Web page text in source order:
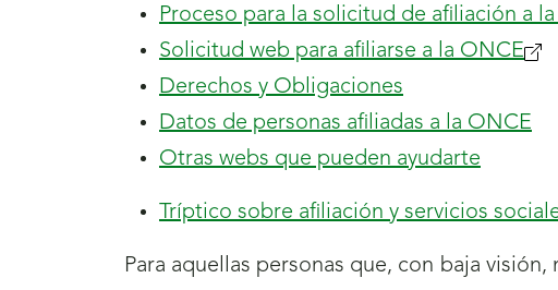
Proceso para la solicitud de afiliación a
Solicitud web para afiliarse a la ONCE(se
Derechos y Obligaciones
Datos de personas afiliadas a la ONCE
Otras webs que pueden ayudarte
Tríptico sobre afiliación y servicios
Para aquellas personas que, con baja